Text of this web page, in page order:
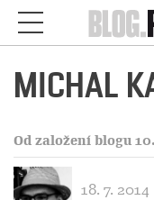
MICHAL
Od založení blogu
18. 7. 2014